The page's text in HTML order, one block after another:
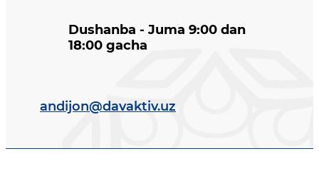
Dushanba - Juma 9:00 dan
18:00 gacha
andijon@davaktiv.uz